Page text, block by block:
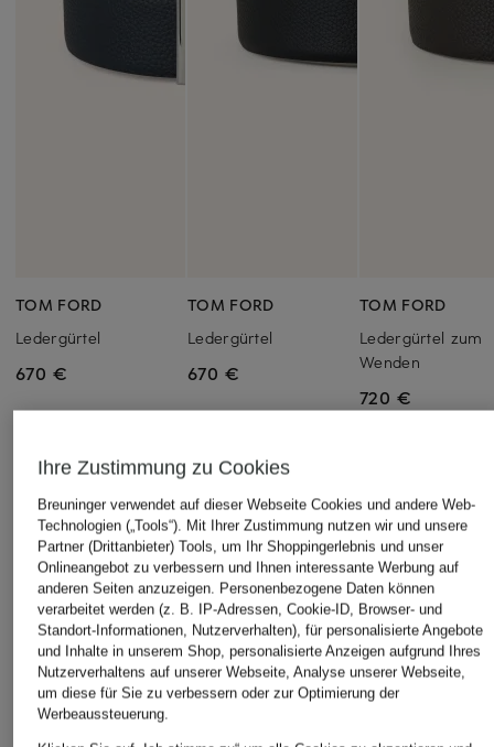
TOM FORD
Ledergürtel
670 €
TOM FORD
Ledergürtel
670 €
TOM FORD
Ledergürtel zum
Wenden
720 €
Weitere Kategorien
TOM FORD Armbänder
TOM FORD Bekleidung
TOM FORD Boxershorts
TOM FORD Parfum
TOM FORD Sale
Ihre Zustimmung zu Cookies
Breuninger verwendet auf dieser Webseite Cookies und andere Web-
Technologien („Tools“). Mit Ihrer Zustimmung nutzen wir und unsere
Partner (Drittanbieter) Tools, um Ihr Shoppingerlebnis und unser
Onlineangebot zu verbessern und Ihnen interessante Werbung auf
anderen Seiten anzuzeigen. Personenbezogene Daten können
verarbeitet werden (z. B. IP-Adressen, Cookie-ID, Browser- und
Standort-Informationen, Nutzerverhalten), für personalisierte Angebote
und Inhalte in unserem Shop, personalisierte Anzeigen aufgrund Ihres
Nutzerverhaltens auf unserer Webseite, Analyse unserer Webseite,
um diese für Sie zu verbessern oder zur Optimierung der
Werbeaussteuerung.